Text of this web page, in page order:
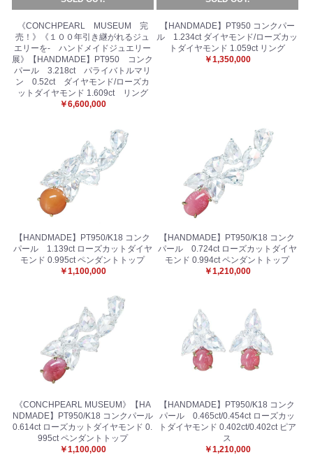
《CONCHPEARL MUSEUM 完
売！》《１００年引き継がれるジュ
エリーを- ハンドメイドジュエリー
展》【HANDMADE】PT950 コンク
パール 3.218ct パライバトルマリ
ン 0.52ct ダイヤモンド/ローズカ
ットダイヤモンド 1.609ct リング
￥6,600,000
【HANDMADE】PT950 コンクパー
ル 1.234ct ダイヤモンド/ローズカッ
トダイヤモンド 1.059ct リング
￥1,350,000
【HANDMADE】PT950/K18 コンク
パール 1.139ct ローズカットダイヤ
モンド 0.995ct ペンダントトップ
￥1,100,000
【HANDMADE】PT950/K18 コンク
パール 0.724ct ローズカットダイヤ
モンド 0.994ct ペンダントトップ
￥1,210,000
《CONCHPEARL MUSEUM》【HA
NDMADE】PT950/K18 コンクパール
0.614ct ローズカットダイヤモンド 0.
995ct ペンダントトップ
￥1,100,000
【HANDMADE】PT950/K18 コンク
パール 0.465ct/0.454ct ローズカッ
トダイヤモンド 0.402ct/0.402ct ピア
ス
￥1,210,000